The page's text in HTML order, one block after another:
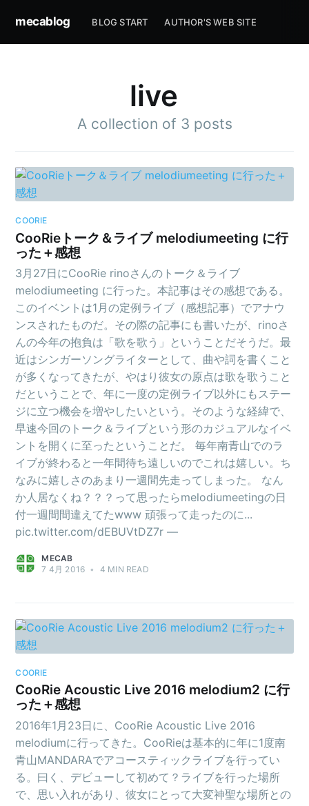
mecablog BLOG START AUTHOR'S WEB SITE
live
A collection of 3 posts
COORIE
CooRieトーク＆ライブ melodiumeeting に行
った＋感想
3月27日にCooRie rinoさんのトーク＆ライブ
melodiumeeting に行った。本記事はその感想である。
このイベントは1月の定例ライブ（感想記事）でアナウ
ンスされたものだ。その際の記事にも書いたが、rinoさ
んの今年の抱負は「歌を歌う」ということだそうだ。最
近はシンガーソングライターとして、曲や詞を書くこと
が多くなってきたが、やはり彼女の原点は歌を歌うこと
だということで、年に一度の定例ライブ以外にもステー
ジに立つ機会を増やしたいという。そのような経緯で、
早速今回のトーク＆ライブという形のカジュアルなイベ
ントを開くに至ったということだ。 毎年南青山でのラ
イブが終わると一年間待ち遠しいのでこれは嬉しい。ち
なみに嬉しさのあまり一週間先走ってしまった。 なん
か人居なくね？？？って思ったらmelodiumeetingの日
付一週間間違えてたwww 頑張って走ったのに...
pic.twitter.com/dEBUVtDZ7r —
MECAB
7 4月 2016 • 4 MIN READ
COORIE
CooRie Acoustic Live 2016 melodium2 に行
った＋感想
2016年1月23日に、CooRie Acoustic Live 2016
melodiumに行ってきた。CooRieは基本的に年に1度南
青山MANDARAでアコースティックライブを行ってい
る。曰く、デビューして初めて？ライブを行った場所
で、思い入れがあり、彼女にとって大変神聖な場所との